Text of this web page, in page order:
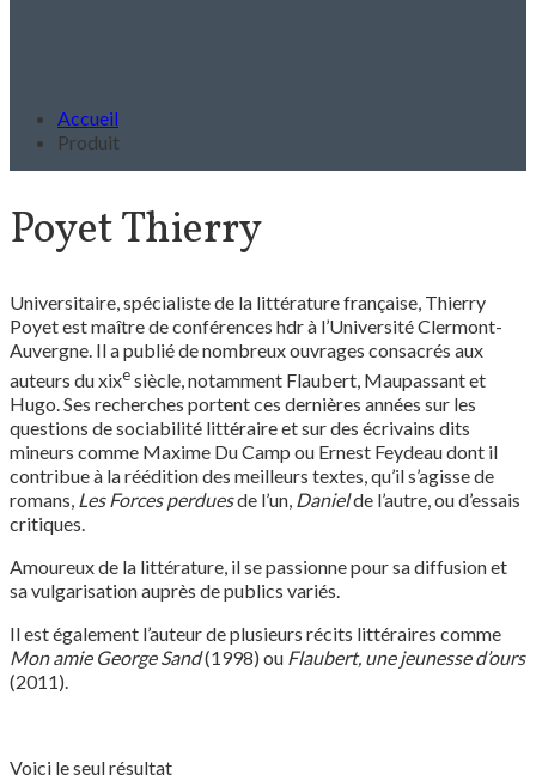
Accueil
Produit
Poyet Thierry
Universitaire, spécialiste de la littérature française, Thierry
Poyet est maître de conférences hdr à l’Université Clermont-
Auvergne. Il a publié de nombreux ouvrages consacrés aux
auteurs du xixesiècle, notamment Flaubert, Maupassant et
Hugo. Ses recherches portent ces dernières années sur les
questions de sociabilité littéraire et sur des écrivains dits
mineurs comme Maxime Du Camp ou Ernest Feydeau dont il
contribue à la réédition des meilleurs textes, qu’il s’agisse de
romans, Les Forces perduesde l’un, Danielde l’autre, ou d’essais
critiques.
Amoureux de la littérature, il se passionne pour sa diffusion et
sa vulgarisation auprès de publics variés.
Il est également l’auteur de plusieurs récits littéraires comme
Mon amie George Sand(1998) ou Flaubert, une jeunesse d’ours
(2011).
Voici le seul résultat